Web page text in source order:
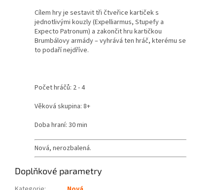
Cílem hry je sestavit tři čtveřice kartiček s
jednotlivými kouzly (Expelliarmus, Stupefy a
Expecto Patronum) a zakončit hru kartičkou
Brumbálovy armády – vyhrává ten hráč, kterému se
to podaří nejdříve.
Počet hráčů: 2 - 4
Věková skupina: 8+
Doba hraní: 30 min
Nová, nerozbalená.
Doplňkové parametry